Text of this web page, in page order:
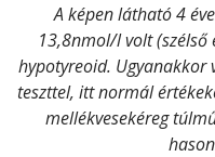
A képen látható 4
13,8nmol/l volt
hypotyreoid.
teszttel, itt normál
mellékvesekéreg